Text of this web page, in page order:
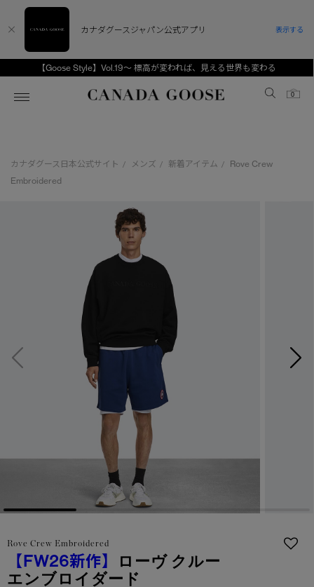
【Goose Style】Vol.19～ 標高が変われば、見える世界も変わる
Canada Goose
0
ディスカバー
アンバサダー
スプリングコレクション
新着アイテム
ベストセラー
FW26コレクション
サマー 26 コレクション
サマー 26 コレクションLOOK
日本限定モデル
スノーグース
メイドインジャパンTシャツ
アウターウェア
アパレル
アクセサリー
フットウェア
コレクション
新着アイテム
ベストセラー
FW26コレクション
サマー 26 コレクション
サマー 26 コレクションLOOK
日本限定モデル
スノーグース
メイドインジャパンTシャツ
アウターウェア
アパレル
アクセサリー
フットウェア
コレクション
ベビー（0‐24ヵ月)
キッズ（2‐7歳)
ユース（6＋歳)
コレクション
CANADA GOOSE Generationsは、アウター
ウェアの下取り・再販を通じて、長く愛される製
品の価値を受け継いでいきます。
アーカイブの希少なピースもご覧いただけます。
詳しく見る
下取り申請
カナダグース日本公式サイト / メンズ / 新着アイテム /
Rove Crew
Embroidered
Rove Crew Embroidered
【FW26新作】
ローヴ クルー
エンブロイダード
カナダグースジャパン公式アプリ 表示する